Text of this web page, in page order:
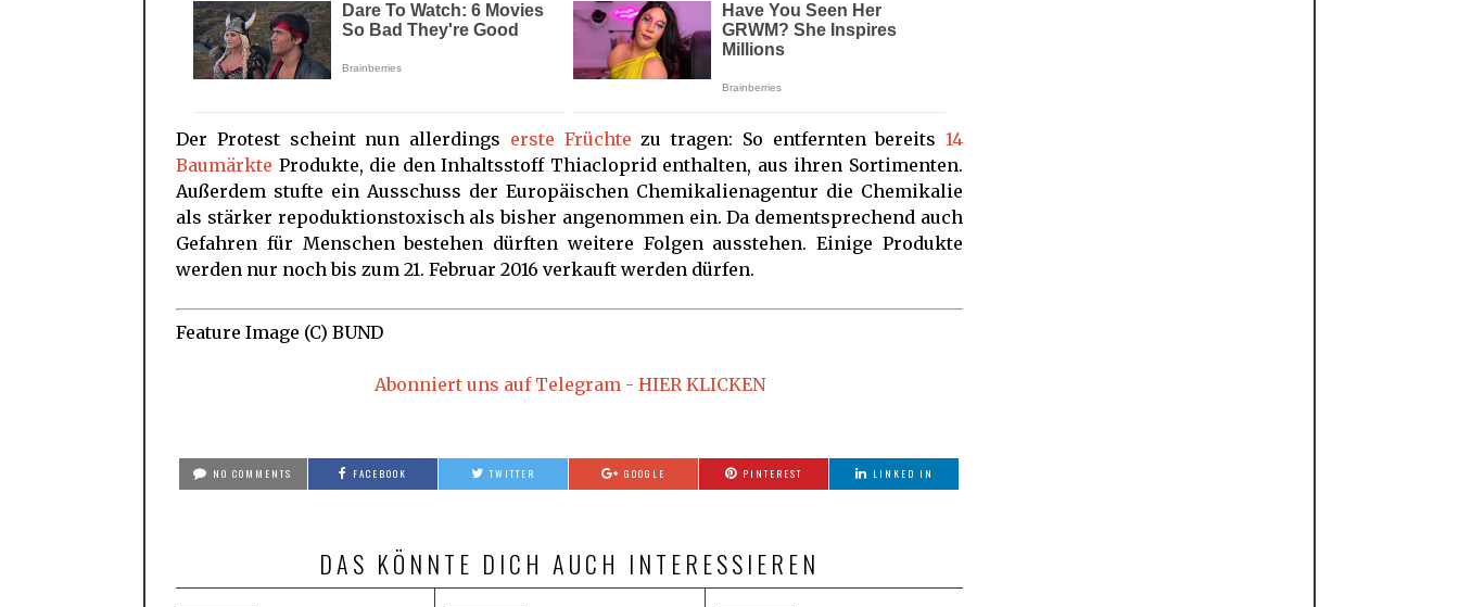
Der Protest scheint nun allerdings erste Früchte zu tragen: So entfernten bereits 14
Baumärkte Produkte, die den Inhaltsstoff Thiacloprid enthalten, aus ihren Sortimenten.
Außerdem stufte ein Ausschuss der Europäischen Chemikalienagentur die Chemikalie
als stärker repoduktionstoxisch als bisher angenommen ein. Da dementsprechend auch
Gefahren für Menschen bestehen dürften weitere Folgen ausstehen. Einige Produkte
werden nur noch bis zum 21. Februar 2016 verkauft werden dürfen.
Feature Image (C) BUND
Abonniert uns auf Telegram - HIER KLICKEN
NO COMMENTS FACEBOOK TWITTER GOOGLE PINTEREST LINKED IN
DAS KÖNNTE DICH AUCH INTERESSIEREN